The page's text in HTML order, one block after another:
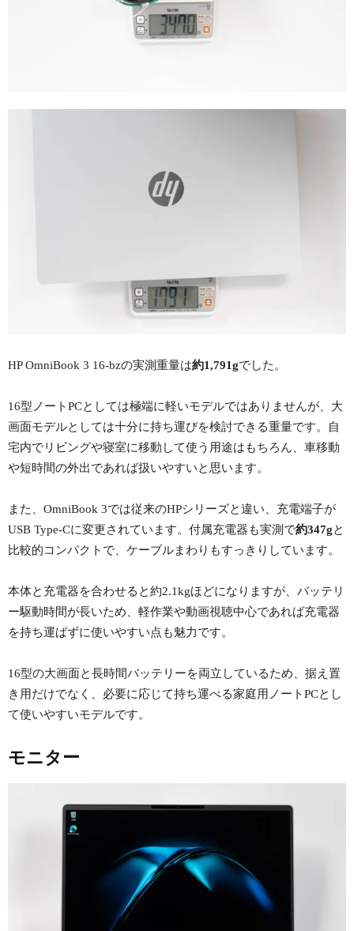
HP OmniBook 3 16-bzの実測重量は約1,791gでした。
16型ノートPCとしては極端に軽いモデルではありませんが、大
画面モデルとしては十分に持ち運びを検討できる重量です。自
宅内でリビングや寝室に移動して使う用途はもちろん、車移動
や短時間の外出であれば扱いやすいと思います。
また、OmniBook 3では従来のHPシリーズと違い、充電端子が
USB Type-Cに変更されています。付属充電器も実測で約347gと
比較的コンパクトで、ケーブルまわりもすっきりしています。
本体と充電器を合わせると約2.1kgほどになりますが、バッテリ
ー駆動時間が長いため、軽作業や動画視聴中心であれば充電器
を持ち運ばずに使いやすい点も魅力です。
16型の大画面と長時間バッテリーを両立しているため、据え置
き用だけでなく、必要に応じて持ち運べる家庭用ノートPCとし
て使いやすいモデルです。
モニター